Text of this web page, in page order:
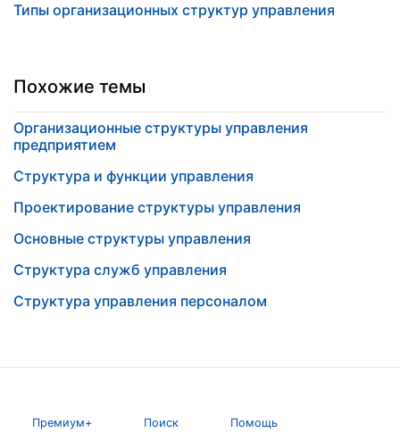
Типы организационных структур управления
Похожие темы
Организационные структуры управления
предприятием
Структура и функции управления
Проектирование структуры управления
Основные структуры управления
Структура служб управления
Структура управления персоналом
Премиум+ Поиск Помощь